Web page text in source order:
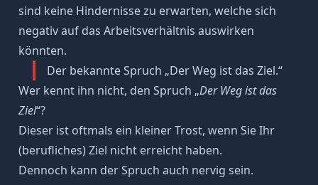
sind keine Hindernisse zu erwarten, welche sich
negativ auf das Arbeitsverhältnis auswirken
könnten.
Der bekannte Spruch „Der Weg ist das Ziel.“
Wer kennt ihn nicht, den Spruch „Der Weg ist das
Ziel“?
Dieser ist oftmals ein kleiner Trost, wenn Sie Ihr
(berufliches) Ziel nicht erreicht haben.
Dennoch kann der Spruch auch nervig sein.